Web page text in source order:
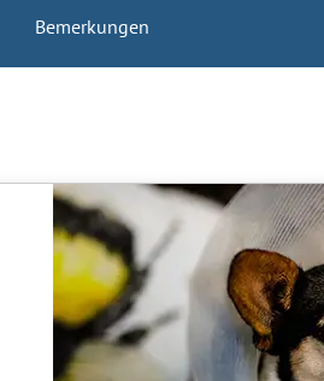
Bemerkungen